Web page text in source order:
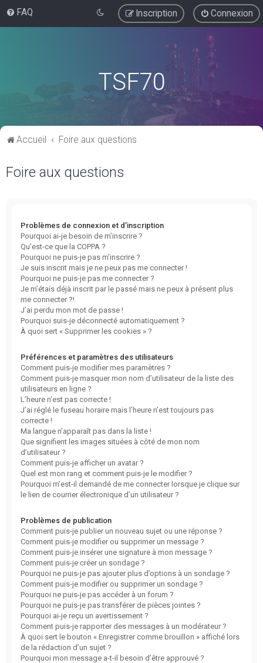
FAQ Connexion
Inscription
TSF70
Accueil Foire aux questions
Foire aux questions
Problèmes de connexion et d’inscription
Pourquoi ai-je besoin de m’inscrire ?
Qu’est-ce que la COPPA ?
Pourquoi ne puis-je pas m’inscrire ?
Je suis inscrit mais je ne peux pas me connecter !
Pourquoi ne puis-je pas me connecter ?
Je m’étais déjà inscrit par le passé mais ne peux à présent plus
me connecter ?!
J’ai perdu mon mot de passe !
Pourquoi suis-je déconnecté automatiquement ?
À quoi sert « Supprimer les cookies » ?
Préférences et paramètres des utilisateurs
Comment puis-je modifier mes paramètres ?
Comment puis-je masquer mon nom d’utilisateur de la liste des
utilisateurs en ligne ?
L’heure n’est pas correcte !
J’ai réglé le fuseau horaire mais l’heure n’est toujours pas
correcte !
Ma langue n’apparaît pas dans la liste !
Que signifient les images situées à côté de mon nom
d’utilisateur ?
Comment puis-je afficher un avatar ?
Quel est mon rang et comment puis-je le modifier ?
Pourquoi m’est-il demandé de me connecter lorsque je clique sur
le lien de courrier électronique d’un utilisateur ?
Problèmes de publication
Comment puis-je publier un nouveau sujet ou une réponse ?
Comment puis-je modifier ou supprimer un message ?
Comment puis-je insérer une signature à mon message ?
Comment puis-je créer un sondage ?
Pourquoi ne puis-je pas ajouter plus d’options à un sondage ?
Comment puis-je modifier ou supprimer un sondage ?
Pourquoi ne puis-je pas accéder à un forum ?
Pourquoi ne puis-je pas transférer de pièces jointes ?
Pourquoi ai-je reçu un avertissement ?
Comment puis-je rapporter des messages à un modérateur ?
À quoi sert le bouton « Enregistrer comme brouillon » affiché lors
de la rédaction d’un sujet ?
Pourquoi mon message a-t-il besoin d’être approuvé ?